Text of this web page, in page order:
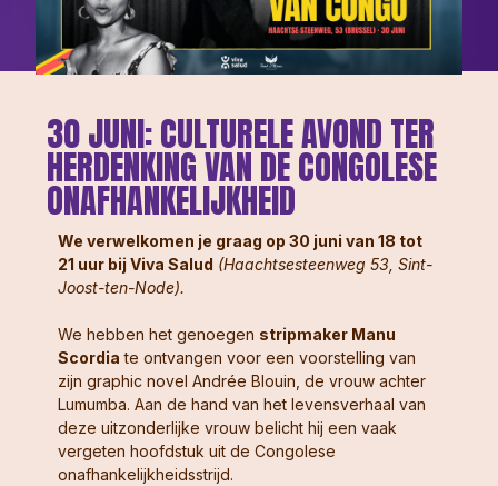
30 JUNI: CULTURELE AVOND TER
HERDENKING VAN DE CONGOLESE
ONAFHANKELIJKHEID
We verwelkomen je graag op 30 juni van 18 tot
21 uur bij Viva Salud (Haachtsesteenweg 53, Sint-
Joost-ten-Node).
We hebben het genoegen stripmaker Manu
Scordia te ontvangen voor een voorstelling van
zijn graphic novel Andrée Blouin, de vrouw achter
Lumumba. Aan de hand van het levensverhaal van
deze uitzonderlijke vrouw belicht hij een vaak
vergeten hoofdstuk uit de Congolese
onafhankelijkheidsstrijd.